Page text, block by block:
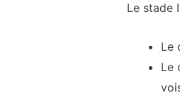
Le stade
Le
Le